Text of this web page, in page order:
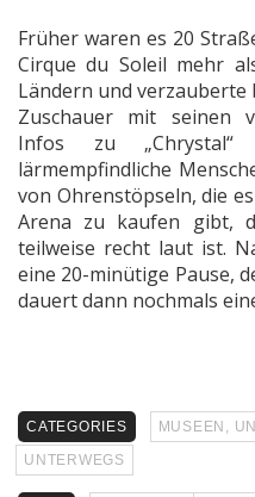
Früher waren es 20
Cirque du Soleil mehr
Ländern und
Zuschauer mit seinen
Infos zu
lärmempfindliche
von Ohrenstöpseln, die
Arena zu kaufen gibt,
teilweise recht laut ist.
eine 20-minütige Pause,
dauert dann nochmals
CATEGORIES
MUSEEN,
UNTERWEGS